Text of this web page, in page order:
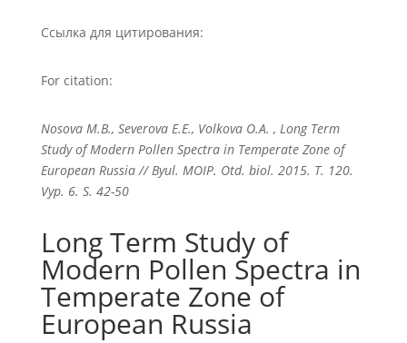
Ссылка для цитирования:
For citation:
Nosova M.B., Severova E.E., Volkova O.A. , Long Term
Study of Modern Pollen Spectra in Temperate Zone of
European Russia // Byul. MOIP. Otd. biol. 2015. T. 120.
Vyp. 6. S. 42-50
Long Term Study of
Modern Pollen Spectra in
Temperate Zone of
European Russia